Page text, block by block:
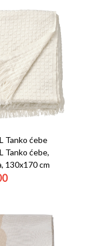
Tanko ćebe
Tanko ćebe,
130x170 cm